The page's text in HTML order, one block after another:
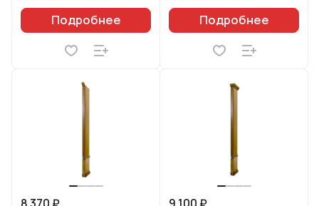
Подробнее Подробнее
8 370 ₽ 9 100 ₽